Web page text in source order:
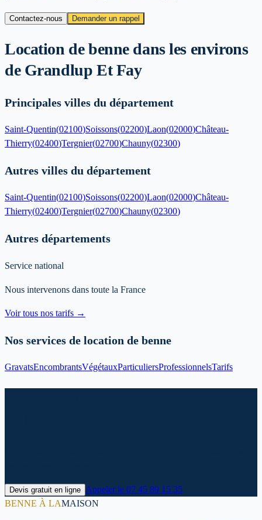
Contactez-nous Demander un rappel
Location de benne dans les environs
de Grandlup Et Fay
Principales villes du département
Saint-Quentin(02100)Soissons(02200)Laon(02000)Château-
Thierry(02400)Tergnier(02700)Chauny(02300)
Autres villes du département
Saint-Quentin(02100)Soissons(02200)Laon(02000)Château-
Thierry(02400)Tergnier(02700)Chauny(02300)
Autres départements
Service national
Nous intervenons dans toute la France
Voir tous nos tarifs →
Nos services de location de benne
GravatsEncombrantsVégétauxParticuliersProfessionnelsTarifs
Devis gratuit en ligne Appeler le 07 45 89 15 35
BENNE À LAMAISON